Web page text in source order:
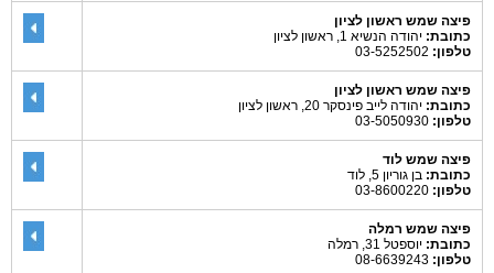
פיצה שמש ראשון לציון
כתובת: יהודה הנשיא 1, ראשון לציון
טלפון:
פיצה שמש ראשון לציון
כתובת: יהודה לייב פינסקר 20, ראשון לציון
טלפון:
פיצה שמש לוד
כתובת: בן גוריון 5, לוד
טלפון:
פיצה שמש רמלה
כתובת: יוספטל 31, רמלה
טלפון: